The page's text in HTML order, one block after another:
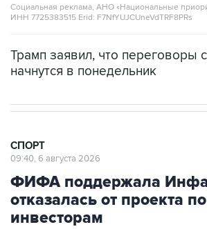
Социальная реклама, АНО «Национальные
ИНН 7725383515 Erid: F7NfYUJCUneVdTRF8PRs
Трамп заявил, что переговоры
начнутся в понедельник
СПОРТ
09:40, 6 августа 2026
ФИФА поддержала
отказалась от проекта
инвесторам